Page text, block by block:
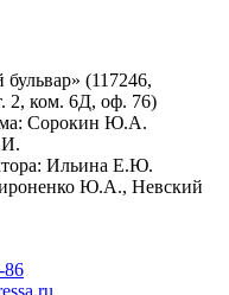
(117246,
2, ком. 6Д, оф. 76)
Сорокин Ю.А.
Ильина Е.Ю.
Ю.А., Невский
86